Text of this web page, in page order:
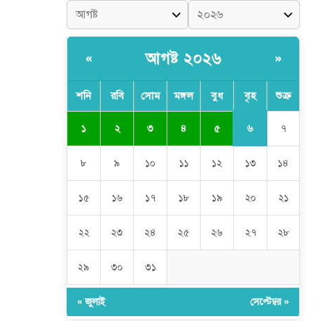
« আগষ্ট ২০২৬ »
শনি রবি সোম মঙ্গল বুধ বৃহ শুক্র
১ ২ ৩ ৪ ৫ ৬ ৭
৮ ৯ ১০ ১১ ১২ ১৩ ১৪
১৫ ১৬ ১৭ ১৮ ১৯ ২০ ২১
২২ ২৩ ২৪ ২৫ ২৬ ২৭ ২৮
২৯ ৩০ ৩১
« জুলাই সেপ্টেম্বর »